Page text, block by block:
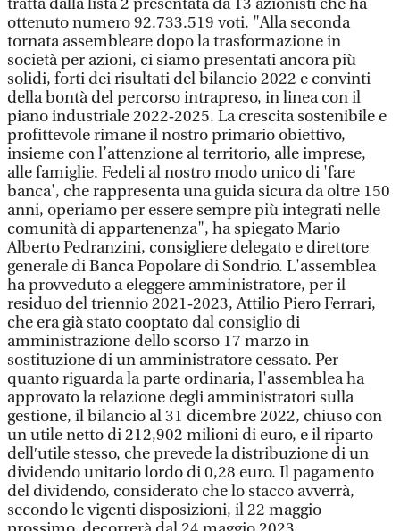
tratta dalla lista 2 presentata da 13 azionisti che ha
ottenuto numero 92.733.519 voti. "Alla seconda
tornata assembleare dopo la trasformazione in
società per azioni, ci siamo presentati ancora più
solidi, forti dei risultati del bilancio 2022 e convinti
della bontà del percorso intrapreso, in linea con il
piano industriale 2022‐2025. La crescita sostenibile e
profittevole rimane il nostro primario obiettivo,
insieme con l’attenzione al territorio, alle imprese,
alle famiglie. Fedeli al nostro modo unico di 'fare
banca', che rappresenta una guida sicura da oltre 150
anni, operiamo per essere sempre più integrati nelle
comunità di appartenenza", ha spiegato Mario
Alberto Pedranzini, consigliere delegato e direttore
generale di Banca Popolare di Sondrio. L'assemblea
ha provveduto a eleggere amministratore, per il
residuo del triennio 2021‐2023, Attilio Piero Ferrari,
che era già stato cooptato dal consiglio di
amministrazione dello scorso 17 marzo in
sostituzione di un amministratore cessato. Per
quanto riguarda la parte ordinaria, l'assemblea ha
approvato la relazione degli amministratori sulla
gestione, il bilancio al 31 dicembre 2022, chiuso con
un utile netto di 212,902 milioni di euro, e il riparto
dellʹutile stesso, che prevede la distribuzione di un
dividendo unitario lordo di 0,28 euro. Il pagamento
del dividendo, considerato che lo stacco avverrà,
secondo le vigenti disposizioni, il 22 maggio